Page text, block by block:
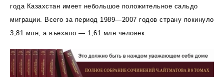
года Казахстан имеет небольшое положительное сальдо
миграции. Всего за период 1989—2007 годов страну покинуло
3,81 млн, а въехало — 1,61 млн человек.